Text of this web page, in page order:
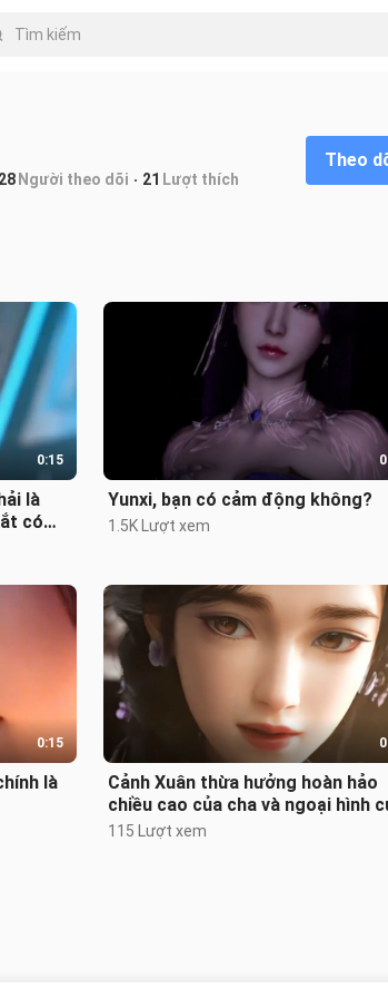
28Người theo dõi 21 Lượt thích
Theo
0:15
là
có
sợ
Yunxi, bạn có cảm động không?
1.5K Lượt xem
0:15
là
Cảnh Xuân thừa hưởng hoàn hảo
chiều cao của cha và ngoại hình
mẹ
115 Lượt xem